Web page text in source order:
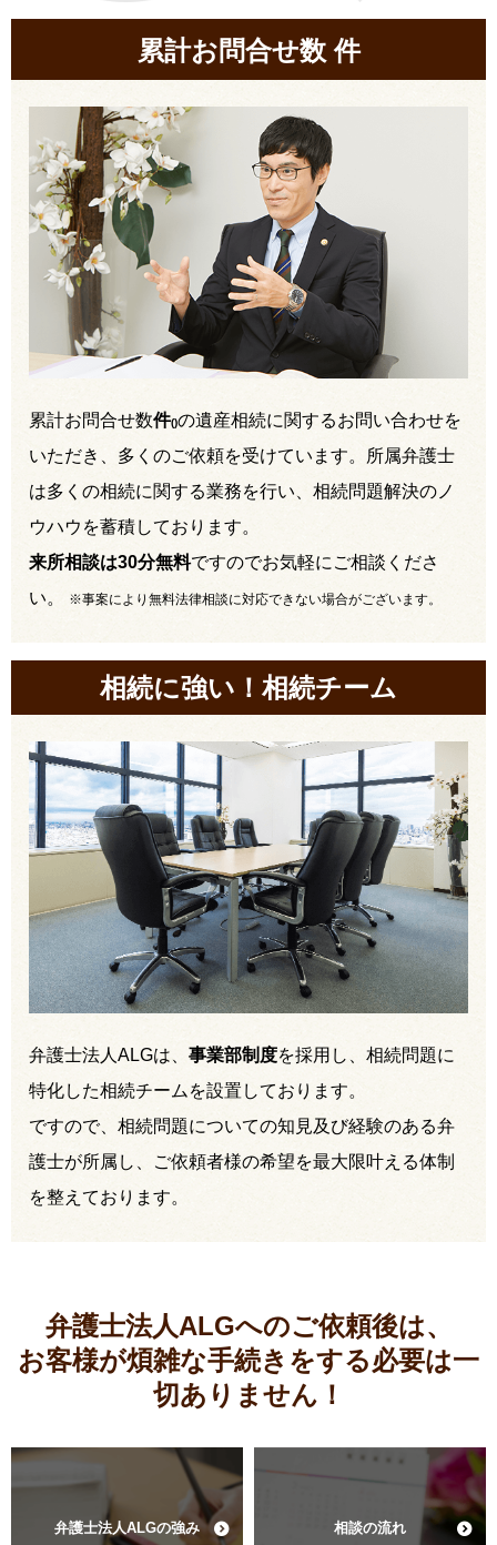
累計お問合せ数件
累計お問合せ数件()の遺産相続に関するお問い合わせを
いただき、多くのご依頼を受けています。所属弁護士
は多くの相続に関する業務を行い、相続問題解決のノ
ウハウを蓄積しております。
来所相談は30分無料ですのでお気軽にご相談くださ
い。
※事案により無料法律相談に対応できない場合がございます。
相続に強い！相続チーム
弁護士法人ALGは、 事業部制度を採用し、相続問題に
特化した相続チームを設置しております。
ですので、相続問題についての知見及び経験のある弁
護士が所属し、ご依頼者様の希望を最大限叶える体制
を整えております。
弁護士法人ALGへのご依頼後は、
お客様が煩雑な手続きをする必要は一
切ありません！
弁護士法人ALGの強み 相談の流れ